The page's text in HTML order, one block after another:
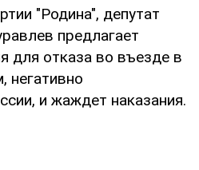
"Родина", депутат
предлагает
для отказа во въезде в
негативно
и жаждет наказания.